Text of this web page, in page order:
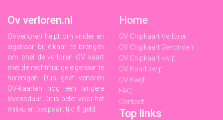
Ov verloren.nl
OVverloren helpt om vinder en
eigenaar bij elkaar te brengen
om snel de verloren OV kaart
met de rechtmatige eigenaar te
herenigen. Dus geef verloren
OV-kaarten nog een langere
levensduur. Dit is beter voor het
milieu en bespaart tijd & geld.
Home
OV Chipkaart Verloren
OV Chipkaart Gevonden
OV Chipkaart kwijt
OV Kaart kwijt
OV Kwijt
FAQ
Contact
Top links